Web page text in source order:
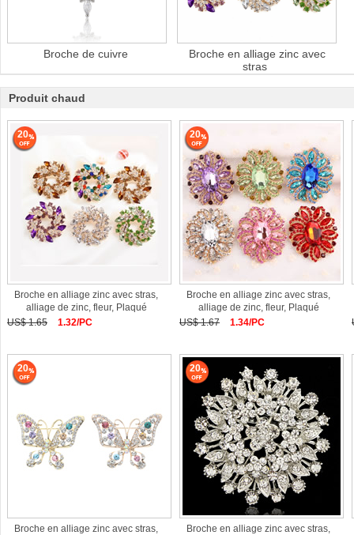
Broche de cuivre
Broche en alliage zinc avec
stras
Produit chaud
20
Broche en alliage zinc avec stras,
alliage de zinc, fleur, Plaqué
US$ 1.65
1.32/PC
20
Broche en alliage zinc avec stras,
alliage de zinc, fleur, Plaqué
US$ 1.67
1.34/PC
20
Broche en alliage zinc avec stras,
20
Broche en alliage zinc avec stras,